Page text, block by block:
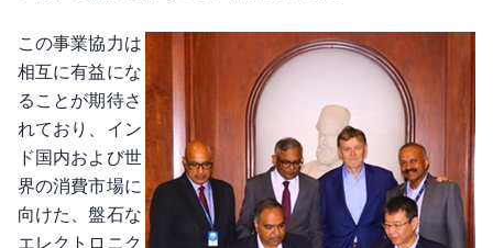
この事業協力は
相互に有益にな
ることが期待さ
れており、イン
ド国内および世
界の消費市場に
向けた、盤石な
エレクトロニク